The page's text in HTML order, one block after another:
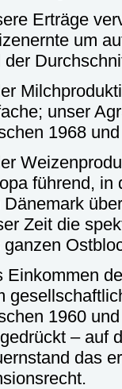
Erträge
um
der
unser
1968
führend, in
Dänemark
Zeit die
ganzen
Einkommen
1960
– auf
das